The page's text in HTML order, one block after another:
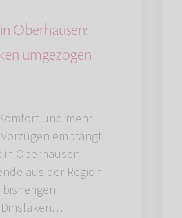
Oberhausen:
umgezogen
und mehr
empfängt
Oberhausen
aus der Region